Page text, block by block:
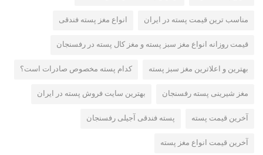
مناسب ترین قیمت پسته در ایران انواع مغز پسته فندقی
قیمت روزانه انواع مغز سبز پسته و مغز کال پسته در رفسنجان
بهترین و اعلاترین مغز سبز پسته کدام پسته مخصوص صادرات است؟
مغز شیرینی پسته رفسنجان بهترین سایت فروش پسته در ایران
آخرین قیمت پسته پسته فندقی آجیلی رفسنجان
آخرین قیمت انواع مغز پسته